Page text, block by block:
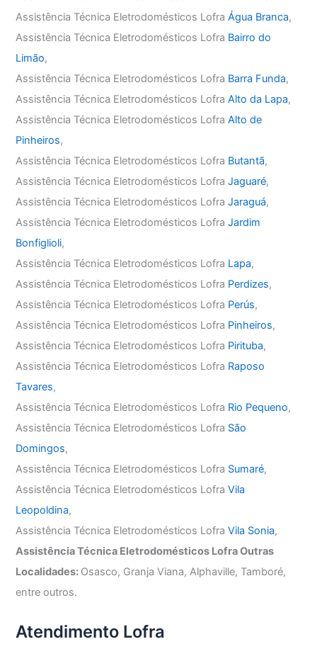
Assistência Técnica Eletrodomésticos LofraÁgua Branca,
Assistência Técnica Eletrodomésticos Lofra Bairro do
Limão,
Assistência Técnica Eletrodomésticos Lofra Barra Funda,
Assistência Técnica Eletrodomésticos LofraAlto da Lapa,
Assistência Técnica Eletrodomésticos LofraAlto de
Pinheiros,
Assistência Técnica Eletrodomésticos Lofra Butantã,
Assistência Técnica Eletrodomésticos LofraJaguaré,
Assistência Técnica Eletrodomésticos LofraJaraguá,
Assistência Técnica Eletrodomésticos LofraJardim
Bonfiglioli,
Assistência Técnica Eletrodomésticos Lofra Lapa,
Assistência Técnica Eletrodomésticos Lofra Perdizes,
Assistência Técnica Eletrodomésticos Lofra Perús,
Assistência Técnica Eletrodomésticos Lofra Pinheiros,
Assistência Técnica Eletrodomésticos Lofra Pirituba,
Assistência Técnica Eletrodomésticos Lofra Raposo
Tavares,
Assistência Técnica Eletrodomésticos Lofra Rio Pequeno,
Assistência Técnica Eletrodomésticos Lofra São
Domingos,
Assistência Técnica Eletrodomésticos Lofra Sumaré,
Assistência Técnica Eletrodomésticos LofraVila
Leopoldina,
Assistência Técnica Eletrodomésticos LofraVila Sonia,
Assistência Técnica Eletrodomésticos Lofra Outras
Localidades: Osasco, Granja Viana, Alphaville, Tamboré,
entre outros.
Atendimento Lofra